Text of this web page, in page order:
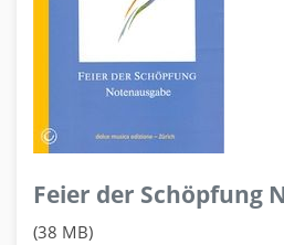
Feier der Schöpfung
(38 MB)